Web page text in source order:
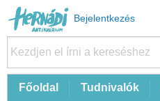
Felhasználói
fiók
menüje
Bejelentkezés
FőFőoldal Tudnivalók